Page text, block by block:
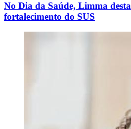
No Dia da Saúde, Limma
fortalecimento do SUS